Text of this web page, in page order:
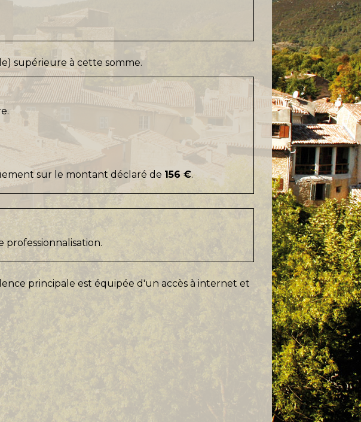
supérieure à cette somme.
sur le montant déclaré de 156 €.
professionnalisation.
principale est équipée d'un accès à internet et